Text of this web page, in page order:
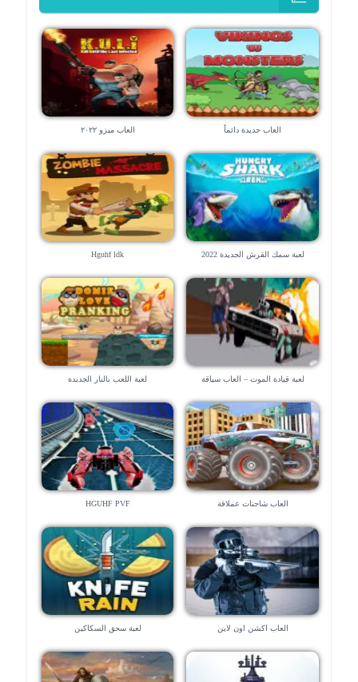
العاب جديدة دائماً العاب ميزو ٢٠٢٢
لعبة سمك القرش الجديدة 2022 Hguhf ldk
لعبة قيادة الموت – العاب سياقة لعبة اللعب بالنار الجديدة
العاب شاحنات عملاقة HGUHF PVF
العاب اكشن اون لاين لعبة سحق السكاكين